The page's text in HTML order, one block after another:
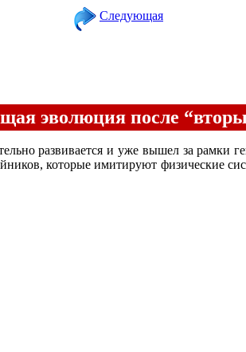
Следующая
эволюция после
развивается и уже вышел за
которые имитируют физические